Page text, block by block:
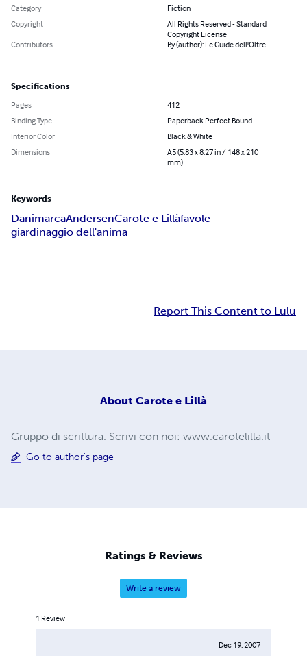
Category
Fiction
Copyright
All Rights Reserved - Standard
Copyright License
Contributors
By (author): Le Guide dell'Oltre
Specifications
Pages
412
Binding Type
Paperback Perfect Bound
Interior Color
Black & White
Dimensions
A5 (5.83 x 8.27 in / 148 x 210
mm)
Keywords
DanimarcaAndersenCarote e Lillàfavole
giardinaggio dell'anima
Report This Content to Lulu
About Carote e Lillà
Gruppo di scrittura. Scrivi con noi: www.carotelilla.it
Go to author's page
Ratings & Reviews
Write a review
1 Review
Dec 19, 2007